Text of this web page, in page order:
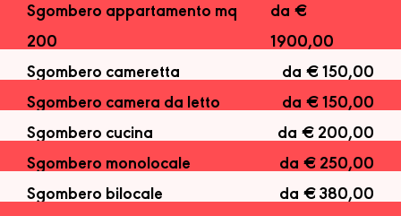
Sgombero appartamento mq
200
da €
1900,00
Sgombero cameretta
da € 150,00
Sgombero camera da letto
da € 150,00
Sgombero cucina
da € 200,00
Sgombero monolocale
da € 250,00
Sgombero bilocale
da € 380,00